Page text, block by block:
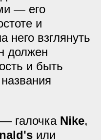
— его
и
него взглянуть
должен
и быть
галочка Nike,
или